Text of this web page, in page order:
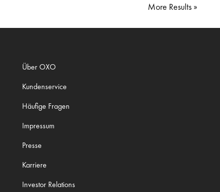
« Older Entries
Über OXO
Kundenservice
Häufige Fragen
Impressum
Presse
Karriere
Investor Relations